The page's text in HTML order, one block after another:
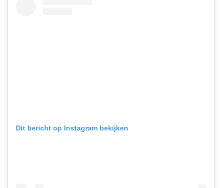
Dit bericht op Instagram bekijken